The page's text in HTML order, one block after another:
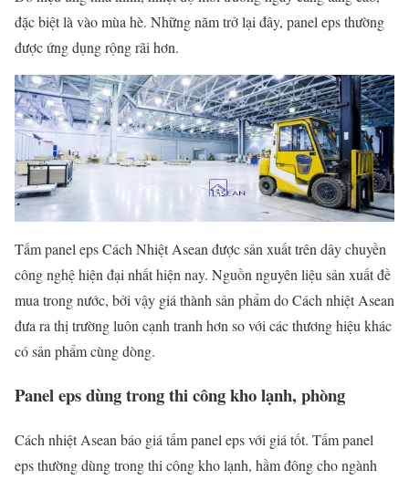
đặc biệt là vào mùa hè. Những năm trở lại đây, panel eps thường
được ứng dụng rộng rãi hơn.
Tấm panel eps Cách Nhiệt Asean được sản xuất trên dây chuyền
công nghệ hiện đại nhất hiện nay. Nguồn nguyên liệu sản xuất đề
mua trong nước, bởi vậy giá thành sản phẩm do Cách nhiệt Asean
đưa ra thị trường luôn cạnh tranh hơn so với các thương hiệu khác
có sản phẩm cùng dòng.
Panel eps dùng trong thi công kho lạnh, phòng
Cách nhiệt Asean báo giá tấm panel eps với giá tốt. Tấm panel
eps thường dùng trong thi công kho lạnh, hầm đông cho ngành